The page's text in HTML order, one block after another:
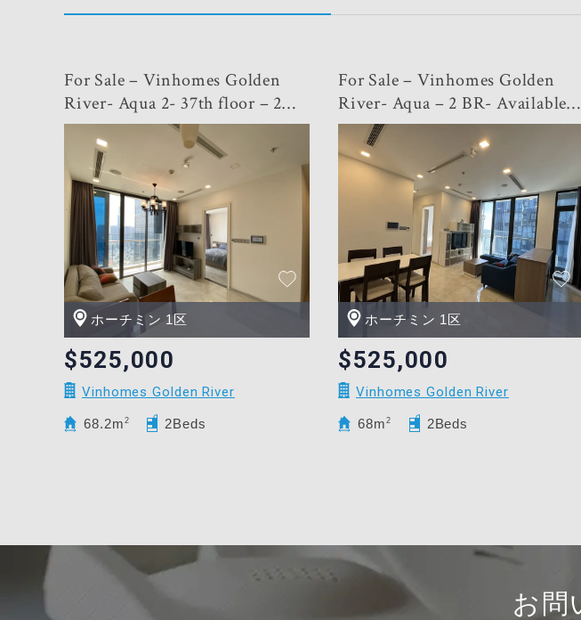
For Sale – Vinhomes Golden
River- Aqua 2- 37th floor – 2
BR- Available now- Best Price
ホーチミン 1区
$525,000
Vinhomes Golden River
68.2m 2 2Beds
For Sale – Vinhomes Golden
River- Aqua – 2 BR- Available
now- Best Price
ホーチミン 1区
$525,000
Vinhomes Golden River
68m 2 2Beds
お問